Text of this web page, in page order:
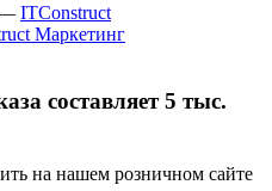
— ITConstruct
Маркетинг
составляет 5 тыс.
на нашем розничном сайте